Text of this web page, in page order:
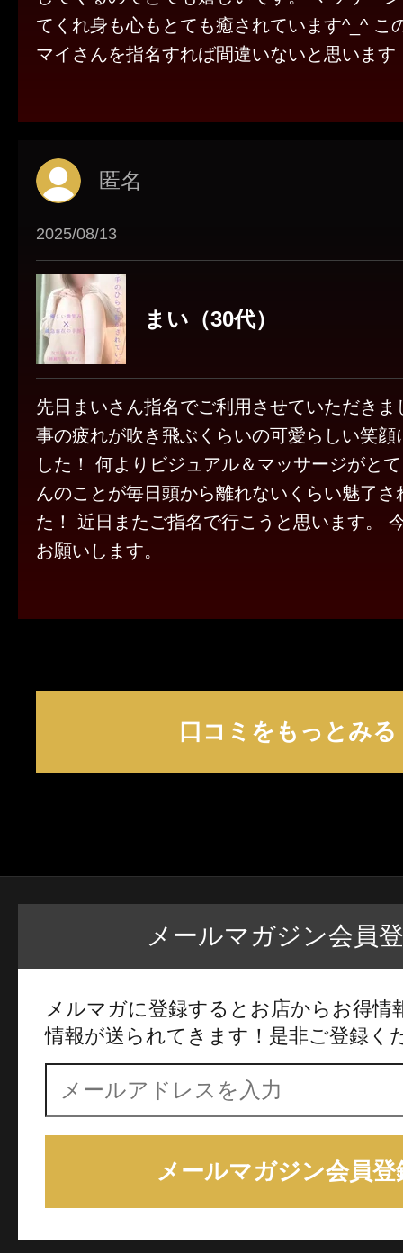
てくれ身も心もとても癒されています^_^ こ
マイさんを指名すれば間違いないと思います
匿名
2025/08/13
まい（30代）
先日まいさん指名でご利用させていただきま
事の疲れが吹き飛ぶくらいの可愛らしい笑顔
した！ 何よりビジュアル＆マッサージがと
んのことが毎日頭から離れないくらい魅了さ
た！ 近日またご指名で行こうと思います。
お願いします。
口コミをもっとみる
メールマガジン会員
メルマガに登録するとお店からお得情
情報が送られてきます！是非ご登録く
メールマガジン会員登